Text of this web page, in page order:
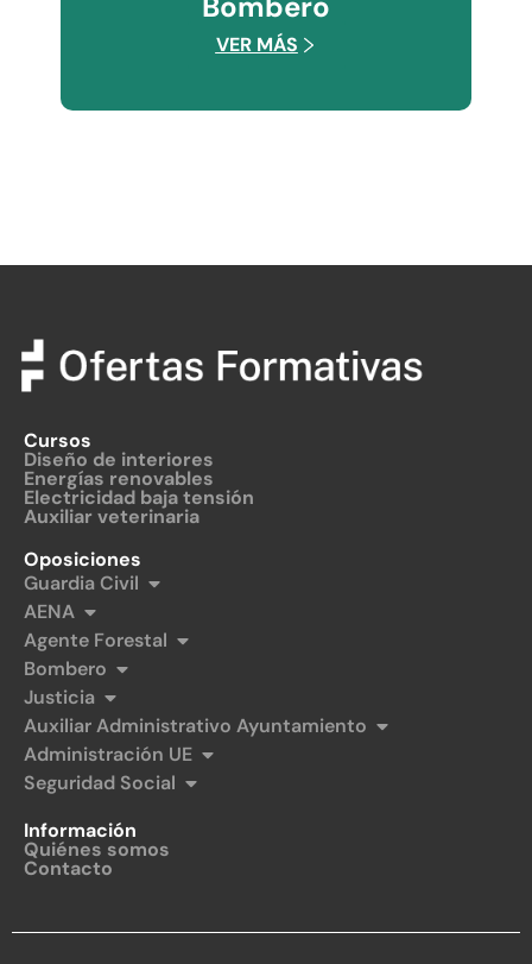
VER MÁS
Cursos
Diseño de interiores
Energías renovables
Electricidad baja tensión
Auxiliar veterinaria
Oposiciones
Guardia Civil
AENA
Agente Forestal
Bombero
Justicia
Auxiliar Administrativo Ayuntamiento
Administración UE
Seguridad Social
Información
Quiénes somos
Contacto